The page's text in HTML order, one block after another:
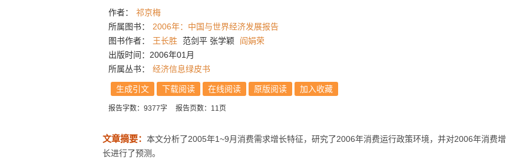
作者：
祁京梅
所属图书：
2006年：中国与世界经济发展报告
图书作者：
王长胜 范剑平 张学颖
阎娟荣
出版时间：2006年01月
所属丛书：
经济信息绿皮书
生成引文 下载阅读 在线阅读 原版阅读 加入收藏
报告字数：9377字 报告页数：11页
文章摘要： 本文分析了2005年1~9月消费需求增长特征，研究了2006年消费运行政策环境，并对2006年消费增
长进行了预测。